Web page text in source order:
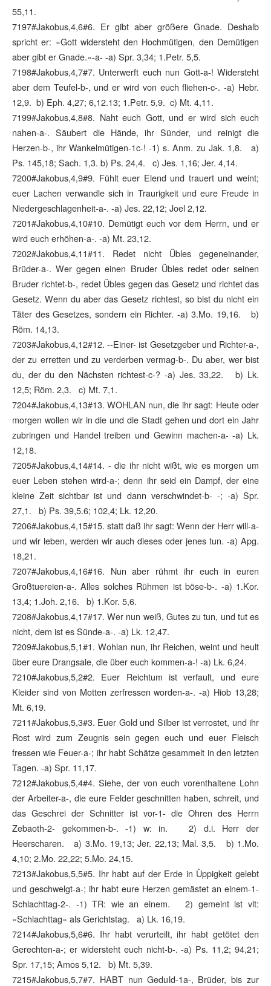
55,11.
7197#Jakobus,4,6#6. Er gibt aber größere Gnade. Deshalb
spricht er: «Gott widersteht den Hochmütigen, den Demütigen
aber gibt er Gnade.»-a- -a) Spr. 3,34; 1.Petr. 5,5.
7198#Jakobus,4,7#7. Unterwerft euch nun Gott-a-! Widersteht
aber dem Teufel-b-, und er wird von euch fliehen-c-. -a) Hebr.
12,9. b) Eph. 4,27; 6,12.13; 1.Petr. 5,9. c) Mt. 4,11.
7199#Jakobus,4,8#8. Naht euch Gott, und er wird sich euch
nahen-a-. Säubert die Hände, ihr Sünder, und reinigt die
Herzen-b-, ihr Wankelmütigen-1c-! -1) s. Anm. zu Jak. 1,8. a)
Ps. 145,18; Sach. 1,3. b) Ps. 24,4. c) Jes. 1,16; Jer. 4,14.
7200#Jakobus,4,9#9. Fühlt euer Elend und trauert und weint;
euer Lachen verwandle sich in Traurigkeit und eure Freude in
Niedergeschlagenheit-a-. -a) Jes. 22,12; Joel 2,12.
7201#Jakobus,4,10#10. Demütigt euch vor dem Herrn, und er
wird euch erhöhen-a-. -a) Mt. 23,12.
7202#Jakobus,4,11#11. Redet nicht Übles gegeneinander,
Brüder-a-. Wer gegen einen Bruder Übles redet oder seinen
Bruder richtet-b-, redet Übles gegen das Gesetz und richtet das
Gesetz. Wenn du aber das Gesetz richtest, so bist du nicht ein
Täter des Gesetzes, sondern ein Richter. -a) 3.Mo. 19,16. b)
Röm. 14,13.
7203#Jakobus,4,12#12. --Einer- ist Gesetzgeber und Richter-a-,
der zu erretten und zu verderben vermag-b-. Du aber, wer bist
du, der du den Nächsten richtest-c-? -a) Jes. 33,22. b) Lk.
12,5; Röm. 2,3. c) Mt. 7,1.
7204#Jakobus,4,13#13. WOHLAN nun, die ihr sagt: Heute oder
morgen wollen wir in die und die Stadt gehen und dort ein Jahr
zubringen und Handel treiben und Gewinn machen-a- -a) Lk.
12,18.
7205#Jakobus,4,14#14. - die ihr nicht wißt, wie es morgen um
euer Leben stehen wird-a-; denn ihr seid ein Dampf, der eine
kleine Zeit sichtbar ist und dann verschwindet-b- -; -a) Spr.
27,1. b) Ps. 39,5.6; 102,4; Lk. 12,20.
7206#Jakobus,4,15#15. statt daß ihr sagt: Wenn der Herr will-a-
und wir leben, werden wir auch dieses oder jenes tun. -a) Apg.
18,21.
7207#Jakobus,4,16#16. Nun aber rühmt ihr euch in euren
Großtuereien-a-. Alles solches Rühmen ist böse-b-. -a) 1.Kor.
13,4; 1.Joh. 2,16. b) 1.Kor. 5,6.
7208#Jakobus,4,17#17. Wer nun weiß, Gutes zu tun, und tut es
nicht, dem ist es Sünde-a-. -a) Lk. 12,47.
7209#Jakobus,5,1#1. Wohlan nun, ihr Reichen, weint und heult
über eure Drangsale, die über euch kommen-a-! -a) Lk. 6,24.
7210#Jakobus,5,2#2. Euer Reichtum ist verfault, und eure
Kleider sind von Motten zerfressen worden-a-. -a) Hiob 13,28;
Mt. 6,19.
7211#Jakobus,5,3#3. Euer Gold und Silber ist verrostet, und ihr
Rost wird zum Zeugnis sein gegen euch und euer Fleisch
fressen wie Feuer-a-; ihr habt Schätze gesammelt in den letzten
Tagen. -a) Spr. 11,17.
7212#Jakobus,5,4#4. Siehe, der von euch vorenthaltene Lohn
der Arbeiter-a-, die eure Felder geschnitten haben, schreit, und
das Geschrei der Schnitter ist vor-1- die Ohren des Herrn
Zebaoth-2- gekommen-b-. -1) w: in. 2) d.i. Herr der
Heerscharen. a) 3.Mo. 19,13; Jer. 22,13; Mal. 3,5. b) 1.Mo.
4,10; 2.Mo. 22,22; 5.Mo. 24,15.
7213#Jakobus,5,5#5. Ihr habt auf der Erde in Üppigkeit gelebt
und geschwelgt-a-; ihr habt eure Herzen gemästet an einem-1-
Schlachttag-2-. -1) TR: wie an einem. 2) gemeint ist vlt:
«Schlachttag» als Gerichtstag. a) Lk. 16,19.
7214#Jakobus,5,6#6. Ihr habt verurteilt, ihr habt getötet den
Gerechten-a-; er widersteht euch nicht-b-. -a) Ps. 11,2; 94,21;
Spr. 17,15; Amos 5,12. b) Mt. 5,39.
7215#Jakobus,5,7#7. HABT nun Geduld-1a-, Brüder, bis zur